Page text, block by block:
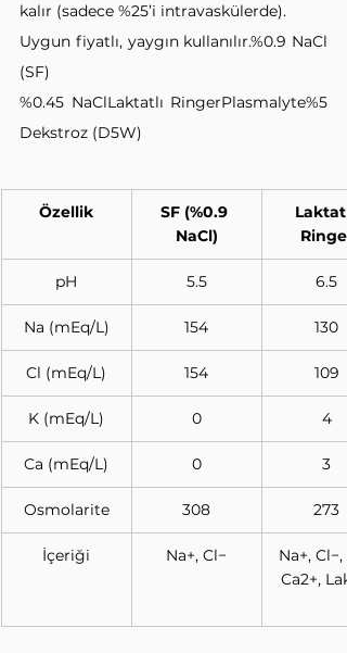
kalır (sadece %25’i intravaskülerde).
Uygun fiyatlı, yaygın kullanılır.%0.9 NaCl
(SF)
%0.45 NaClLaktatlı RingerPlasmalyte%5
Dekstroz (D5W)
Özellik
SF (%0.9
NaCl)
Ringer
pH 5.5 6.5
Na (mEq/L) 154 130
Cl (mEq/L) 154 109
K (mEq/L) 0 4
Ca (mEq/L) 0 3
Osmolarite 308 273
İçeriği Na+, Cl−
Na+, Cl−,
Ca2+,